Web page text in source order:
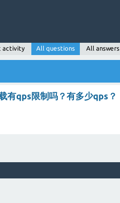
activity All questions All answers
有qps限制吗？有多少qps？